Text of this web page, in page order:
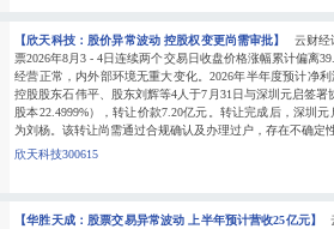
【欣天科技：股价异常波动 控股权变更尚需审批】
云财经
票2026年8月3 - 4日连续两个交易日收盘价格涨幅累计偏离
经营正常，内外部环境无重大变化。2026年半年度预计净
控股股东石伟平、股东刘辉等4人于7月31日与深圳元启签署
股本22.4999%），转让价款7.20亿元。转让完成后，深圳
为刘杨。该转让尚需通过合规确认及办理过户，存在不确定
欣天科技300615
【华胜天成：股票交易异常波动 上半年预计营收25亿元】